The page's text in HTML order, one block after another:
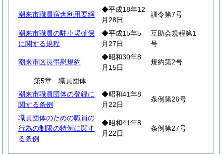
潮来市職員宿舎利用要綱
◆平成18年12
月28日
訓令第7号
潮来市職員の駐車場確保
に関する規程
◆平成15年5
月27日
互助会規程第1
号
潮来市区長弔慰規約
◆昭和30年8
月15日
規約第2号
第5章 職員団体
潮来市職員団体の登録に
関する条例
◆昭和41年8
月22日
条例第26号
職員団体のための職員の
行為の制限の特例に関す
る条例
◆昭和41年8
月22日
条例第27号